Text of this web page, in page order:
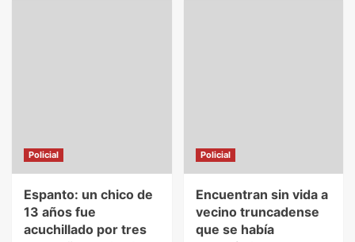
Policial
Espanto: un chico de
13 años fue
acuchillado por tres
Policial
Encuentran sin vida a
vecino truncadense
que se había